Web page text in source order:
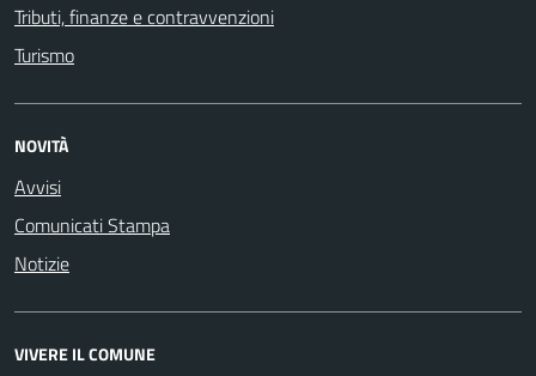
Tributi, finanze e contravvenzioni
Turismo
NOVITÀ
Avvisi
Comunicati Stampa
Notizie
VIVERE IL COMUNE